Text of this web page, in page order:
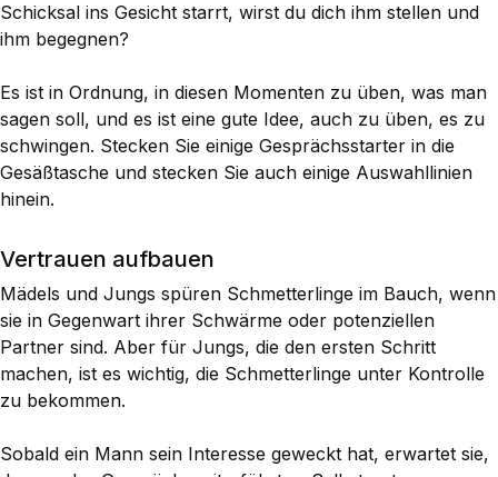
Schicksal ins Gesicht starrt, wirst du dich ihm stellen und
ihm begegnen?
Es ist in Ordnung, in diesen Momenten zu üben, was man
sagen soll, und es ist eine gute Idee, auch zu üben, es zu
schwingen. Stecken Sie einige Gesprächsstarter in die
Gesäßtasche und stecken Sie auch einige Auswahllinien
hinein.
Vertrauen aufbauen
Mädels und Jungs spüren Schmetterlinge im Bauch, wenn
sie in Gegenwart ihrer Schwärme oder potenziellen
Partner sind. Aber für Jungs, die den ersten Schritt
machen, ist es wichtig, die Schmetterlinge unter Kontrolle
zu bekommen.
Sobald ein Mann sein Interesse geweckt hat, erwartet sie,